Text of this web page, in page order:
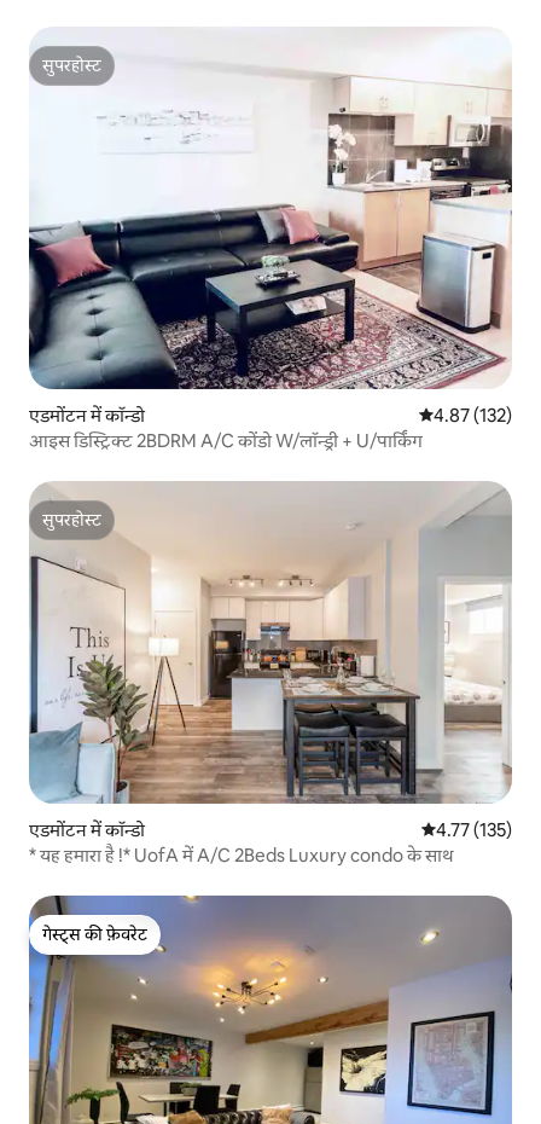
सुपरहोस्ट
सुपरहोस्ट
एडमोंटन में कॉन्डो औसत रेटिंग 5 में से
4.87 (132)
आइस डिस्ट्रिक्ट 2BDRM A/C कोंडो W/लॉन्ड्री + U/पार्किंग
सुपरहोस्ट
सुपरहोस्ट
एडमोंटन में कॉन्डो औसत रेटिंग 5 में से
4.77 (135)
* यह हमारा है !* UofA में A/C 2Beds Luxury condo के साथ
गेस्ट्स की फ़ेवरेट
गेस्ट्स की फ़ेवरेट